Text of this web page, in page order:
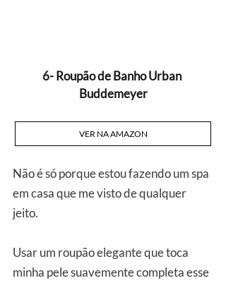
6- Roupão de Banho Urban
Buddemeyer
VER NA AMAZON
Não é só porque estou fazendo um spa
em casa que me visto de qualquer
jeito.
Usar um roupão elegante que toca
minha pele suavemente completa esse